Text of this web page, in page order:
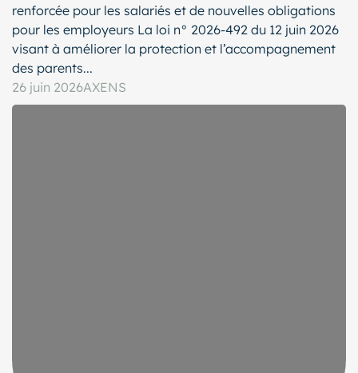
renforcée pour les salariés et de nouvelles obligations
pour les employeurs La loi n° 2026-492 du 12 juin 2026
visant à améliorer la protection et l’accompagnement
des parents...
26 juin 2026AXENS